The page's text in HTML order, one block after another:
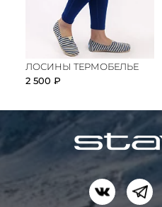
ЛОСИНЫ ТЕРМОБЕЛЬЕ
2 500 ₽